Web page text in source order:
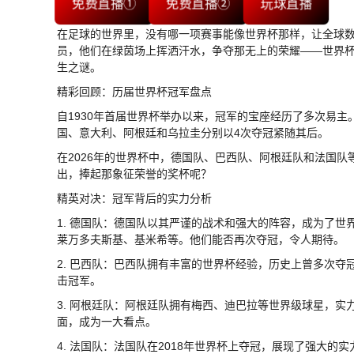
免费直播① 免费直播② 玩球直播
在足球的世界里，没有哪一项赛事能像世界杯那样，让全球
员，他们在绿茵场上挥洒汗水，争夺那无上的荣耀——世界
生之谜。
精彩回顾：历届世界杯冠军盘点
自1930年首届世界杯举办以来，冠军的宝座经历了多次易
国、意大利、阿根廷和乌拉圭分别以4次夺冠紧随其后。
在2026年的世界杯中，德国队、巴西队、阿根廷队和法国
出，捧起那象征荣誉的奖杯呢？
精英对决：冠军背后的实力分析
1. 德国队：德国队以其严谨的战术和强大的阵容，成为了
莱万多夫斯基、基米希等。他们能否再次夺冠，令人期待。
2. 巴西队：巴西队拥有丰富的世界杯经验，历史上曾多次
击冠军。
3. 阿根廷队：阿根廷队拥有梅西、迪巴拉等世界级球星，
面，成为一大看点。
4. 法国队：法国队在2018年世界杯上夺冠，展现了强大的